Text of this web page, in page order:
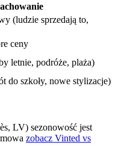
(ludzie sprzedają to,
ceny
letnie, podróże, plaża)
do szkoły, nowe stylizacje)
LV) sezonowość jest
zobacz Vinted vs